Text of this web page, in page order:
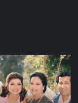
كواليس
فيلم
الصبر
فى
الملاحات